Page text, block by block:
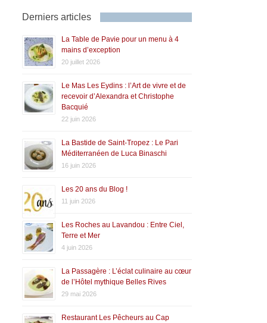
Derniers articles
La Table de Pavie pour un menu à 4
mains d’exception
20 juillet 2026
Le Mas Les Eydins : l’Art de vivre et de
recevoir d’Alexandra et Christophe
Bacquié
22 juin 2026
La Bastide de Saint-Tropez : Le Pari
Méditerranéen de Luca Binaschi
16 juin 2026
Les 20 ans du Blog !
11 juin 2026
Les Roches au Lavandou : Entre Ciel,
Terre et Mer
4 juin 2026
La Passagère : L’éclat culinaire au cœur
de l’Hôtel mythique Belles Rives
29 mai 2026
Restaurant Les Pêcheurs au Cap